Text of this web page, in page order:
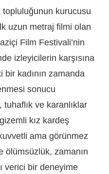
kurucusu
uzun metraj filmi olan
Film Festivali’nin
izleyicilerin karşısına
bir kadının zamanda
sonucu
ve karanlıklar
kız kardeş
ama görünmez
ölümsüzlük, zamanın
verici bir deneyime